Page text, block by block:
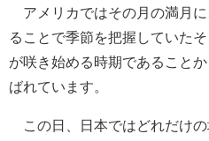
アメリカではその月の満月
ることで季節を把握していた
が咲き始める時期であること
ばれています。
この日、日本ではどれだけの